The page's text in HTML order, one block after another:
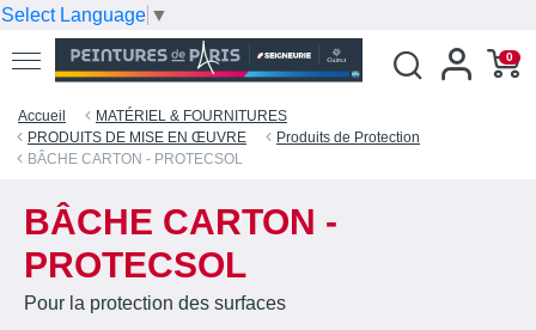
Select Language ▼
0
Accueil
MATÉRIEL & FOURNITURES
PRODUITS DE MISE EN ŒUVRE
Produits de Protection
BÂCHE CARTON - PROTECSOL
BÂCHE CARTON -
PROTECSOL
Pour la protection des surfaces